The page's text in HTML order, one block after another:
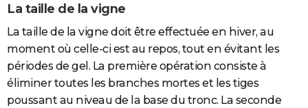
La taille de la vigne
La taille de la vigne doit être effectuée en hiver, au
moment où celle-ci est au repos, tout en évitant les
périodes de gel. La première opération consiste à
éliminer toutes les branches mortes et les tiges
poussant au niveau de la base du tronc. La seconde